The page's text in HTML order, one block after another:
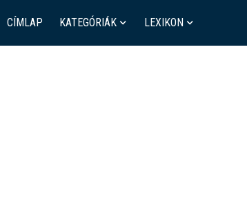
CÍMLAP KATEGÓRIÁK LEXIKON